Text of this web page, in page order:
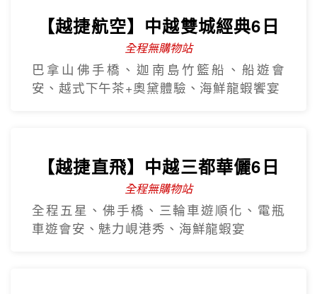
【越捷航空】中越雙城經典6日
全程無購物站
巴拿山佛手橋、迦南島竹籃船、船遊會
安、越式下午茶+奧黛體驗、海鮮龍蝦饗宴
【越捷直飛】中越三都華儷6日
全程無購物站
全程五星、佛手橋、三輪車遊順化、電瓶
車遊會安、魅力峴港秀、海鮮龍蝦宴